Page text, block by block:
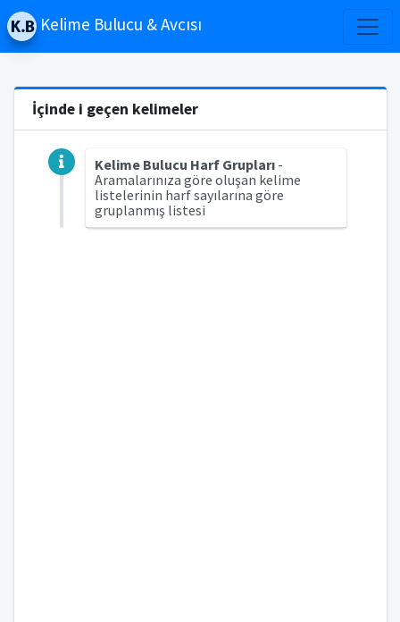
Kelime Bulucu & Avcısı
İçinde i geçen kelimeler
Kelime Bulucu Harf Grupları-
Aramalarınıza göre oluşan kelime
listelerinin harf sayılarına göre
gruplanmış listesi